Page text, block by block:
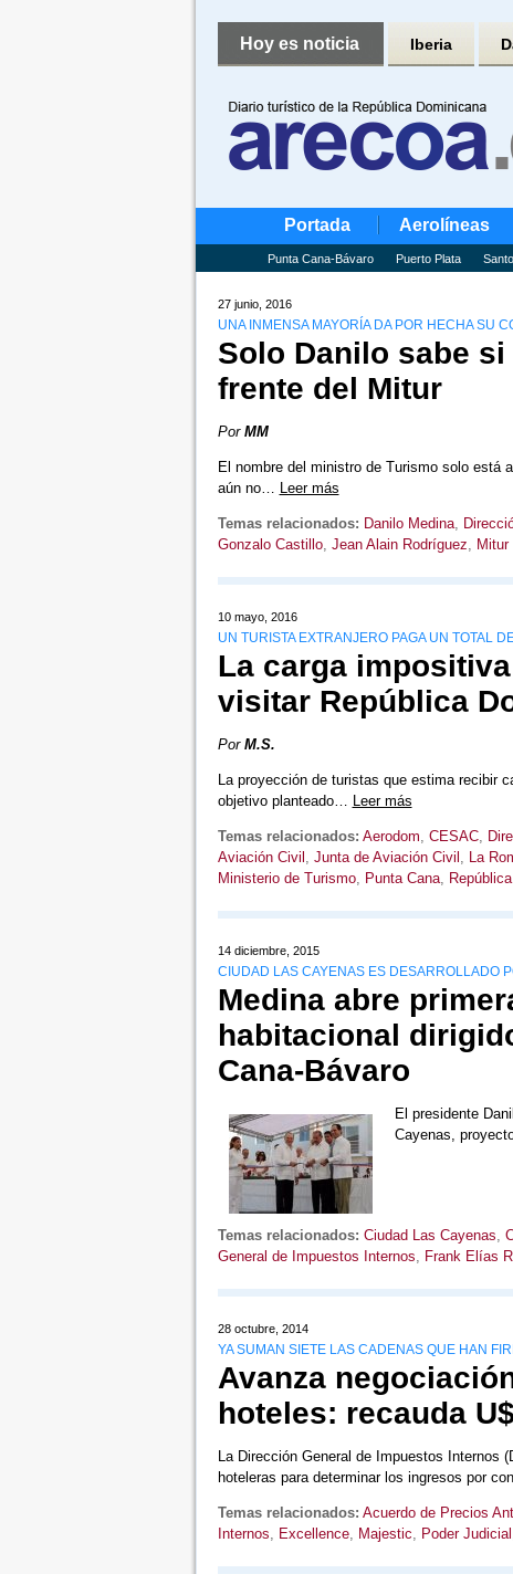
Hoy es noticia Iberia
Portada Aerolíneas
Punta Cana-Bávaro Puerto Plata
27 junio, 2016
UNA INMENSA MAYORÍA DA POR HECHA SU
Solo Danilo sabe
frente del Mitur
Por MM
El nombre del ministro de Turismo solo está
aún no… Leer más
Temas relacionados: Danilo Medina,
Gonzalo Castillo, Jean Alain Rodríguez, Mitur
10 mayo, 2016
UN TURISTA EXTRANJERO PAGA UN TOTAL
La carga
visitar República
Por M.S.
La proyección de turistas que estima recibir
objetivo planteado… Leer más
Temas relacionados: Aerodom, CESAC,
Aviación Civil , Junta de Aviación Civil , La
Ministerio de Turismo, Punta Cana,
14 diciembre, 2015
CIUDAD LAS CAYENAS ES DESARROLLADO
Medina abre
habitacional
Cana-Bávaro
El presidente
Cayenas,
Temas relacionados: Ciudad Las Cayenas,
General de Impuestos Internos, Frank Elías
28 octubre, 2014
YA SUMAN SIETE LAS CADENAS QUE HAN
Avanza
hoteles: recauda
La Dirección General de Impuestos Internos
hoteleras para determinar los ingresos por
Temas relacionados: Acuerdo de Precios
Internos, Excellence, Majestic, Poder Judicial